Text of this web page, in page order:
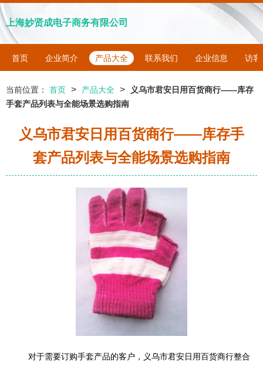
上海妙贤成电子商务有限公司
首页 企业简介 产品大全 联系我们 企业信息 访客
当前位置： 首页 > 产品大全 >
义乌市君安日用百货商行——库存
手套产品列表与全能场景选购指南
义乌市君安日用百货商行——库存手
套产品列表与全能场景选购指南
对于需要订购手套产品的客户，义乌市君安日用百货商行整合